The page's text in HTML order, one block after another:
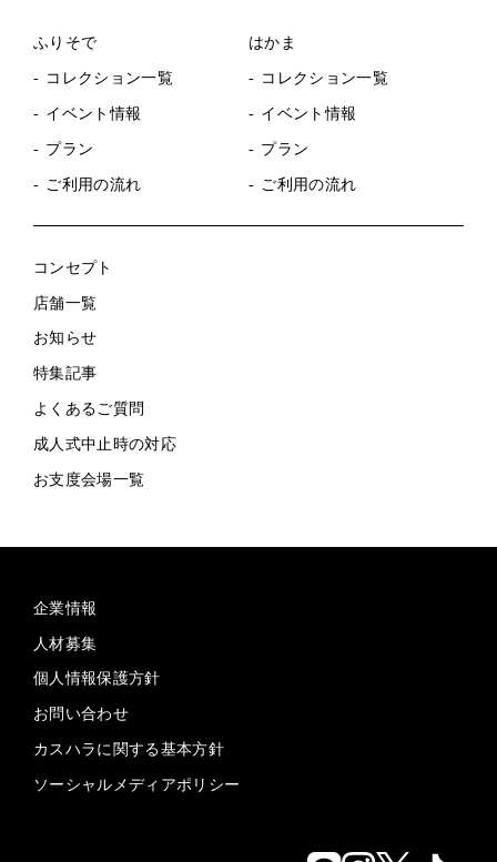
ふりそで
コレクション一覧
イベント情報
プラン
ご利用の流れ
はかま
コレクション一覧
イベント情報
プラン
ご利用の流れ
コンセプト
店舗一覧
お知らせ
特集記事
よくあるご質問
成人式中止時の対応
お支度会場一覧
企業情報
人材募集
個人情報保護方針
お問い合わせ
カスハラに関する基本方針
ソーシャルメディアポリシー